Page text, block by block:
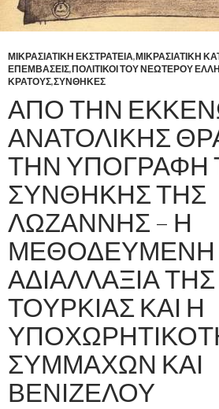
ΜΙΚΡΑΣΙΑΤΙΚΗ ΕΚΣΤΡΑΤΕΙΑ,ΜΙΚΡΑΣΙΑΤΙΚΗ
ΕΠΕΜΒΑΣΕΙΣ,ΠΟΛΙΤΙΚΟΙ ΤΟΥ ΝΕΩΤΕΡΟΥ
ΚΡΑΤΟΥΣ,ΣΥΝΘΗΚΕΣ
ΑΠΟ ΤΗΝ
ΑΝΑΤΟΛΙΚΗΣ
ΤΗΝ ΥΠΟΓΡΑΦΗ
ΣΥΝΘΗΚΗΣ ΤΗΣ
ΛΩΖΑΝΝΗΣ – Η
ΜΕΘΟΔΕΥΜΕΝΗ
ΑΔΙΑΛΛΑΞΙΑ ΤΗΣ
ΤΟΥΡΚΙΑΣ ΚΑΙ Η
ΣΥΜΜΑΧΩΝ ΚΑΙ
ΒΕΝΙΖΕΛΟΥ